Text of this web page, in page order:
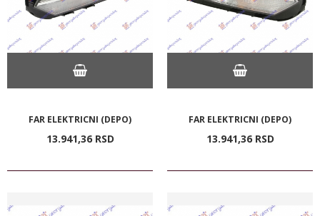
FAR ELEKTRICNI (DEPO)
13.941,36 RSD
FAR ELEKTRICNI (DEPO)
13.941,36 RSD